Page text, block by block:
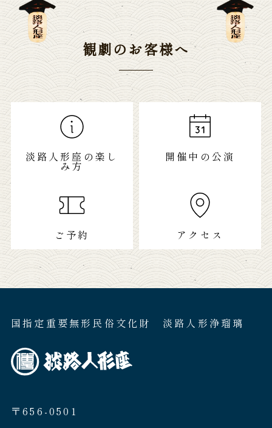
観劇のお客様へ
淡路人形座の楽し
み方
開催中の公演
ご予約 アクセス
国指定重要無形民俗文化財 淡路人形浄瑠璃
〒656-0501